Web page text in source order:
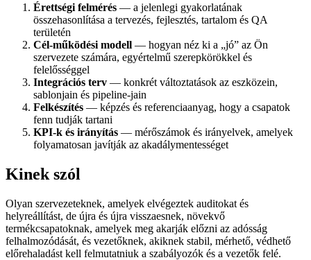
Érettségi felmérés — a jelenlegi gyakorlatának
összehasonlítása a tervezés, fejlesztés, tartalom és QA
területén
Cél-működési modell — hogyan néz ki a „jó” az Ön
szervezete számára, egyértelmű szerepkörökkel és
felelősséggel
Integrációs terv — konkrét változtatások az eszközein,
sablonjain és pipeline-jain
Felkészítés — képzés és referenciaanyag, hogy a csapatok
fenn tudják tartani
KPI-k és irányítás — mérőszámok és irányelvek, amelyek
folyamatosan javítják az akadálymentességet
Kinek szól
Olyan szervezeteknek, amelyek elvégeztek auditokat és
helyreállítást, de újra és újra visszaesnek, növekvő
termékcsapatoknak, amelyek meg akarják előzni az adósság
felhalmozódását, és vezetőknek, akiknek stabil, mérhető, védhető
előrehaladást kell felmutatniuk a szabályozók és a vezetők felé.